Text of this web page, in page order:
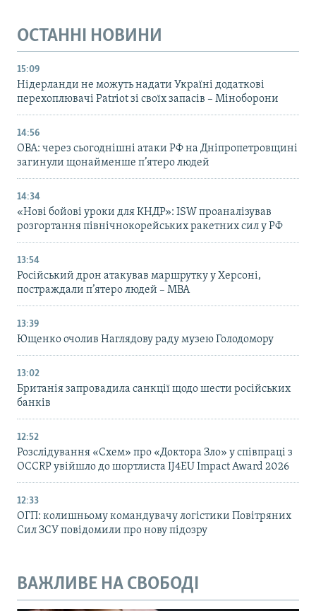
ОСТАННІ НОВИНИ
15:09
Нідерланди не можуть надати Україні додаткові
перехоплювачі Patriot зі своїх запасів – Міноборони
14:56
ОВА: через сьогоднішні атаки РФ на Дніпропетровщині
загинули щонайменше п’ятеро людей
14:34
«Нові бойові уроки для КНДР»: ISW проаналізував
розгортання північнокорейських ракетних сил у РФ
13:54
Російський дрон атакував маршрутку у Херсоні,
постраждали п’ятеро людей – МВА
13:39
Ющенко очолив Наглядову раду музею Голодомору
13:02
Британія запровадила санкції щодо шести російських
банків
12:52
Розслідування «Схем» про «Доктора Зло» у співпраці з
OCCRP увійшло до шортлиста IJ4EU Impact Award 2026
12:33
ОГП: колишньому командувачу логістики Повітряних
Сил ЗСУ повідомили про нову підозру
ВАЖЛИВЕ НА СВОБОДІ